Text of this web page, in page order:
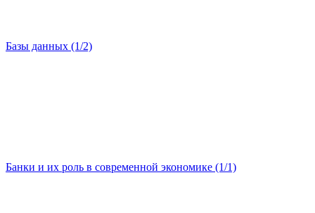
Базы данных (1/2)
Банки и их роль в современной экономике (1/1)